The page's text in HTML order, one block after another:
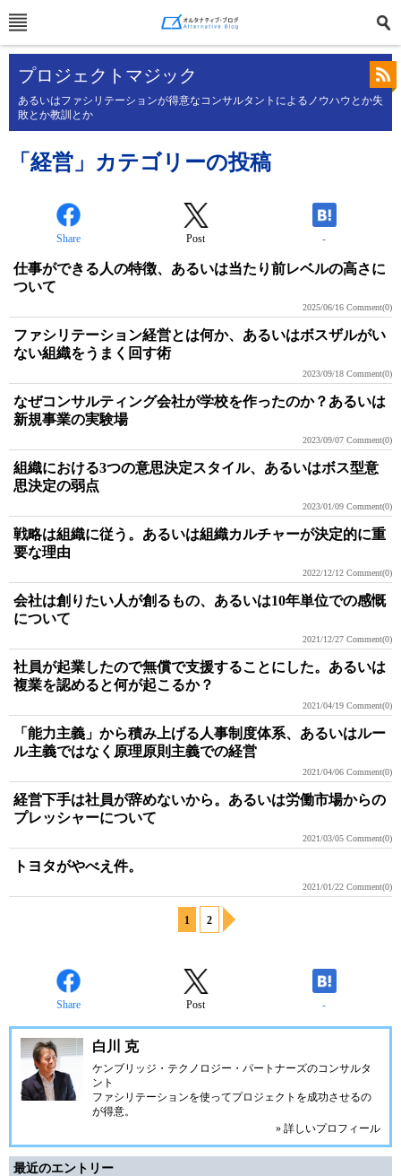
プロジェクトマジック
あるいはファシリテーションが得意なコンサルタントによるノウハウとか失
敗とか教訓とか
「経営」カテゴリーの投稿
Share Post -
仕事ができる人の特徴、あるいは当たり前レベルの高さに
ついて
2025/06/16 Comment(0)
ファシリテーション経営とは何か、あるいはボスザルがい
ない組織をうまく回す術
2023/09/18 Comment(0)
なぜコンサルティング会社が学校を作ったのか？あるいは
新規事業の実験場
2023/09/07 Comment(0)
組織における3つの意思決定スタイル、あるいはボス型意
思決定の弱点
2023/01/09 Comment(0)
戦略は組織に従う。あるいは組織カルチャーが決定的に重
要な理由
2022/12/12 Comment(0)
会社は創りたい人が創るもの、あるいは10年単位での感慨
について
2021/12/27 Comment(0)
社員が起業したので無償で支援することにした。あるいは
複業を認めると何が起こるか？
2021/04/19 Comment(0)
「能力主義」から積み上げる人事制度体系、あるいはルー
ル主義ではなく原理原則主義での経営
2021/04/06 Comment(0)
経営下手は社員が辞めないから。あるいは労働市場からの
プレッシャーについて
2021/03/05 Comment(0)
トヨタがやべえ件。
2021/01/22 Comment(0)
1 2
Share Post -
白川 克
ケンブリッジ・テクノロジー・パートナーズのコンサルタ
ント
ファシリテーションを使ってプロジェクトを成功させるの
が得意。
» 詳しいプロフィール
最近のエントリー